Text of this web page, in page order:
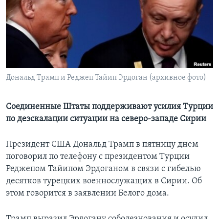
Learning English
СОЦИАЛЬНЫЕ СЕТИ
Дональд Трамп и Реджеп Тайип Эрдоган (архивное фото)
Соединенные Штаты поддерживают усилия Турции
по деэскалации ситуации на северо-западе Сирии
Президент США Дональд Трамп в пятницу днем
поговорил по телефону с президентом Турции
Реджепом Тайипом Эрдоганом в связи с гибелью
десятков турецких военнослужащих в Сирии. Об
этом говорится в заявлении Белого дома.